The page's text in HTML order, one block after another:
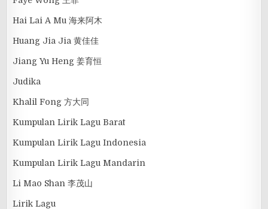
Hai Lai A Mu 海来阿木
Huang Jia Jia 黄佳佳
Jiang Yu Heng 姜育恒
Judika
Khalil Fong 方大同
Kumpulan Lirik Lagu Barat
Kumpulan Lirik Lagu Indonesia
Kumpulan Lirik Lagu Mandarin
Li Mao Shan 李茂山
Lirik Lagu